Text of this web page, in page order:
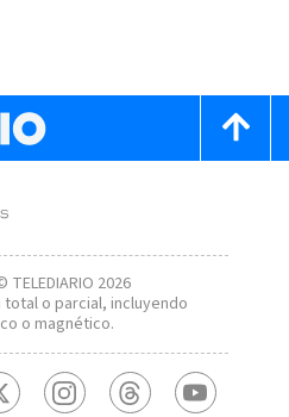
TELEDIARIO 2026
o parcial, incluyendo
o magnético.